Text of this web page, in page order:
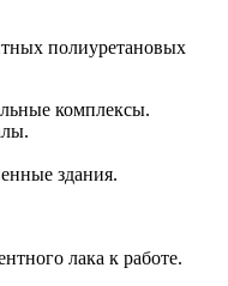
полиуретановых
комплексы.
здания.
лака к работе.